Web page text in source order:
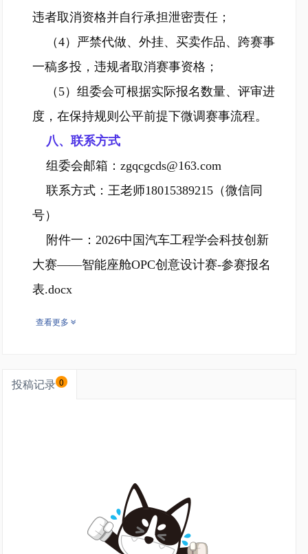
违者取消资格并自行承担泄密责任；
（4）严禁代做、外挂、买卖作品、跨赛事
一稿多投，违规者取消赛事资格；
（5）组委会可根据实际报名数量、评审进
度，在保持规则公平前提下微调赛事流程。
八、联系方式
组委会邮箱：zgqcgcds@163.com
联系方式：王老师18015389215（微信同
号）
附件一：2026中国汽车工程学会科技创新
大赛——智能座舱OPC创意设计赛-参赛报名
表.docx
查看更多
投稿记录 0